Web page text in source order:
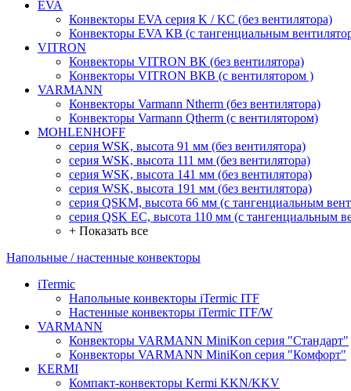
EVA
Конвекторы EVA серия K / KC (без вентилятора)
Конвекторы EVA КВ (с тангенциальным
VITRON
Конвекторы VITRON ВК (без вентилятора)
Конвекторы VITRON ВКВ (с вентилятором )
VARMANN
Конвекторы Varmann Ntherm (без вентилятора)
Конвекторы Varmann Qtherm (с вентилятором)
MOHLENHOFF
серия WSK, высота 91 мм (без вентилятора)
серия WSK, высота 111 мм (без вентилятора)
серия WSK, высота 141 мм (без вентилятора)
серия WSK, высота 191 мм (без вентилятора)
серия QSKM, высота 66 мм (с тангенциальным
серия QSK EC, высота 110 мм (с тангенциальным
+ Показать все
Напольные / настенные конвекторы
iTermic
Напольные конвекторы iTermic ITF
Настенные конвекторы iTermic ITF/W
VARMANN
Конвекторы VARMANN MiniKon серия "Стандарт"
Конвекторы VARMANN MiniKon серия "Комфорт"
KERMI
Компакт-конвекторы Kermi KKN/KKV